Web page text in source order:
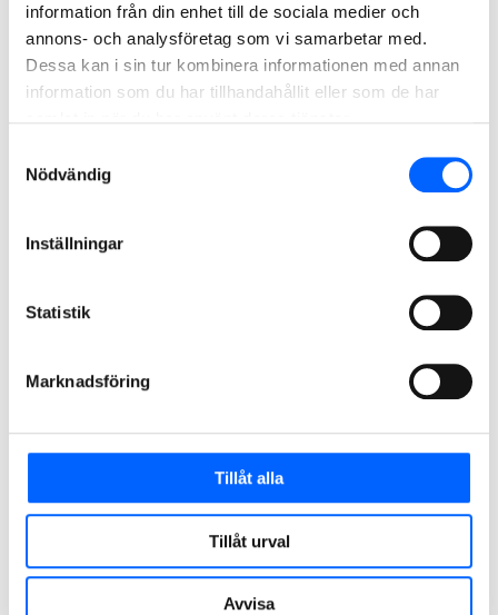
information från din enhet till de sociala medier och
annons- och analysföretag som vi samarbetar med.
Dessa kan i sin tur kombinera informationen med annan
information som du har tillhandahållit eller som de har
Nödvändig
Inställningar
Statistik
Marknadsföring
Tillåt alla
Tillåt urval
Avvisa
Skicka en förfrågan
bergarbeten ovan jord
Mathias Moilanen
Area Manager West, Berggruppen, NCC Industry
070-343 56 25